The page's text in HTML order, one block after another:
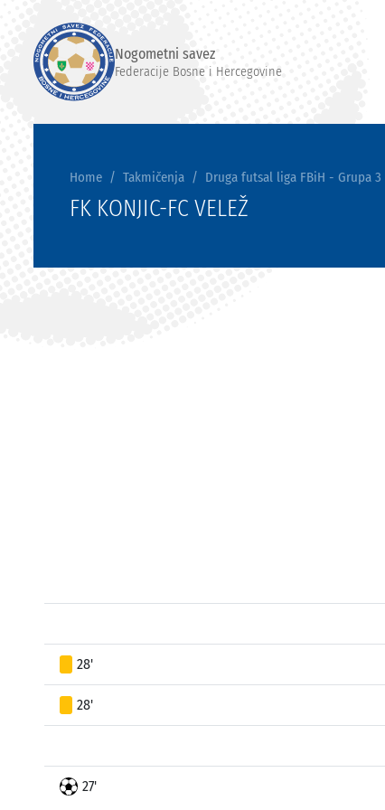
Nogometni savez
Federacije Bosne i Hercegovine
Home Takmičenja Druga futsal liga FBiH - Grupa 3
FK KONJIC-FC VELEŽ
28'
28'
27'